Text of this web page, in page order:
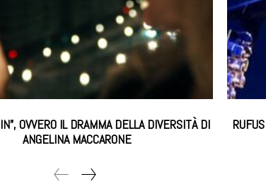
OVVERO IL DRAMMA DELLA DIVERSITÀ DI
ANGELINA MACCARONE